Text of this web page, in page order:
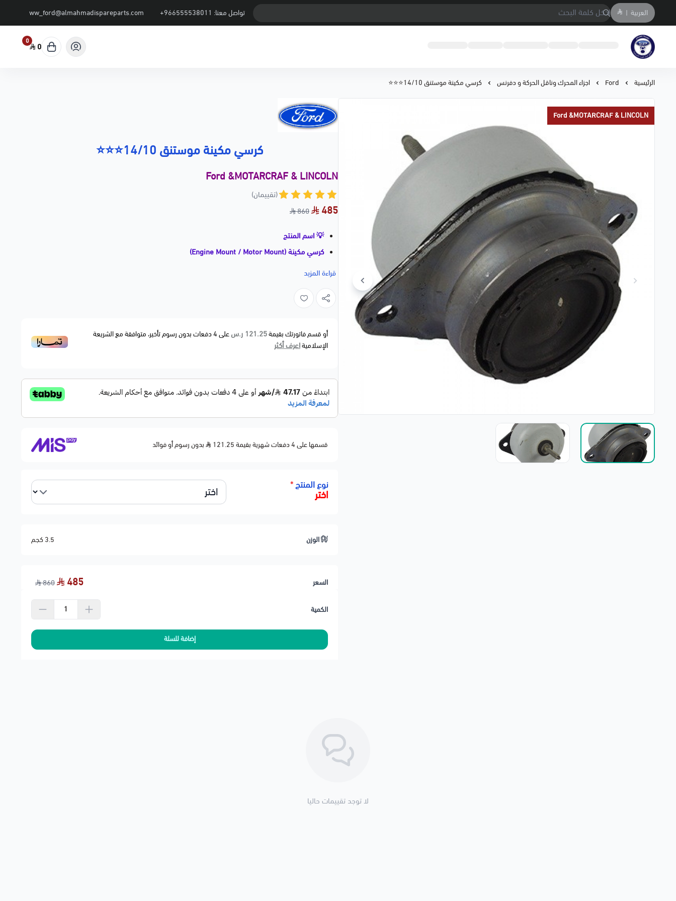
العربية | تواصل معنا: +966555538011
ww_ford@almahmadispareparts.com
متجر المحمادي لقطع السيارات
0
0
الرئيسية Ford اجزاء المحرك وناقل الحركة و دفرنس كرسي مكينة موستنق 14/10⭐⭐⭐
Ford &MOTARCRAF & LINCOLN
كرسي مكينة موستنق 14/10⭐⭐⭐
Ford &MOTARCRAF & LINCOLN
(تقييمان)
485
860
💡 اسم المنتج
كرسي مكينة (Engine Mount / Motor Mount)
Ford Mustang | 2010–2014 | ⭐⭐⭐
كرسي المكينة مسؤول عن تثبيت المحرك في الشاصي وتقليل الاهتزاز والضجيج أثناء التشغيل والتسارع.
مريحة وثبات أفضل.
🚗 الموديلات المتوافقة
ملاحظة: يختلف الكرسي حسب نوع المحرك (V6 / V8). يتوفر يمين أو يسار—يرجى تحديد الجهة ونوع
المحرك قبل الطلب.
🔹 الوظيفة: تثبيت المحرك وتقليل الاهتزاز
🔹 التحمل: مقاوم للتآكل والحرارة
🔹 الحالة: جديد 100%
✅ يُفضّل تغيير الكرسيين معًا للحصول على أفضل توازن
🚚 تنتهي مسؤوليتنا بعد تسليم الشحنة لشركة النقل
قراءة المزيد
أو قسم فاتورتك بقيمة121.25 ر.س على4دفعات بدون رسوم تأخير، متوافقة مع الشريعة
الإسلاميةاعرف أكثر
قسمها على 4 دفعات شهرية بقيمة 121.25 بدون رسوم أو فوائد
نوع المنتج*
اختر
الوزن 3.5 كجم
السعر 485
860
الكمية
إضافة للسلة
لا توجد تقييمات حاليا